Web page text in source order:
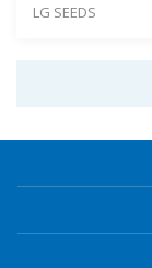
LG SEEDS